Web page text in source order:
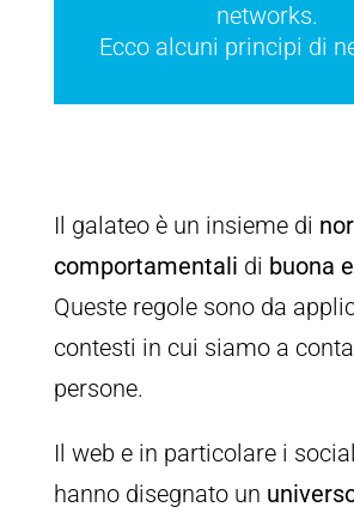
networks.
Ecco alcuni principi di
Il galateo è un insieme di
comportamentali di buona
Queste regole sono da
contesti in cui siamo a
persone.
Il web e in particolare i
hanno disegnato un